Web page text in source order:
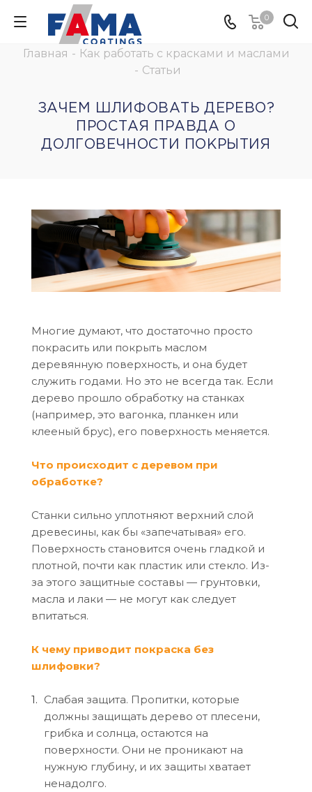
0
Главная - Как работать с красками и маслами
- Статьи
ЗАЧЕМ ШЛИФОВАТЬ ДЕРЕВО?
ПРОСТАЯ ПРАВДА О
ДОЛГОВЕЧНОСТИ ПОКРЫТИЯ
Многие думают, что достаточно просто
покрасить или покрыть маслом
деревянную поверхность, и она будет
служить годами. Но это не всегда так. Если
дерево прошло обработку на станках
(например, это вагонка, планкен или
клееный брус), его поверхность меняется.
Что происходит с деревом при
обработке?
Станки сильно уплотняют верхний слой
древесины, как бы «запечатывая» его.
Поверхность становится очень гладкой и
плотной, почти как пластик или стекло. Из-
за этого защитные составы — грунтовки,
масла и лаки — не могут как следует
впитаться.
К чему приводит покраска без
шлифовки?
Слабая защита. Пропитки, которые
должны защищать дерево от плесени,
грибка и солнца, остаются на
поверхности. Они не проникают на
нужную глубину, и их защиты хватает
ненадолго.